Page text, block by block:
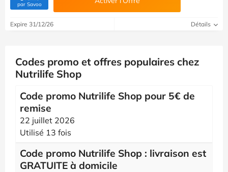
par Savoo(Vérifié par Savoo)
Expire 31/12/26 Détails
Codes promo et offres populaires chez
Nutrilife Shop
Code promo Nutrilife Shop pour 5€ de
remise
22 juillet 2026
Utilisé 13 fois
Code promo Nutrilife Shop : livraison est
GRATUITE à domicile